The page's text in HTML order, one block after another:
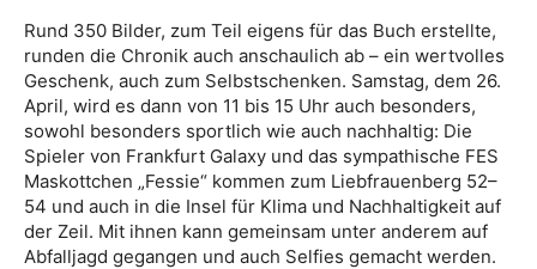
Rund 350 Bilder, zum Teil eigens für das Buch erstellte,
runden die Chronik auch anschaulich ab – ein wertvolles
Geschenk, auch zum Selbstschenken. Samstag, dem 26.
April, wird es dann von 11 bis 15 Uhr auch besonders,
sowohl besonders sportlich wie auch nachhaltig: Die
Spieler von Frankfurt Galaxy und das sympathische FES
Maskottchen „Fessie“ kommen zum Liebfrauenberg 52–
54 und auch in die Insel für Klima und Nachhaltigkeit auf
der Zeil. Mit ihnen kann gemeinsam unter anderem auf
Abfalljagd gegangen und auch Selfies gemacht werden.